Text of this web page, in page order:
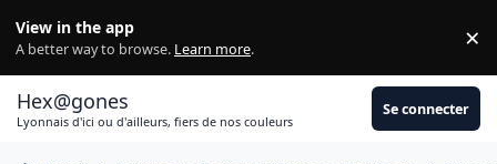
View in the app
A better way to browse. Learn more. ×
Hex@gones
Lyonnais d'ici ou d'ailleurs, fiers de nos couleurs
Se connecter